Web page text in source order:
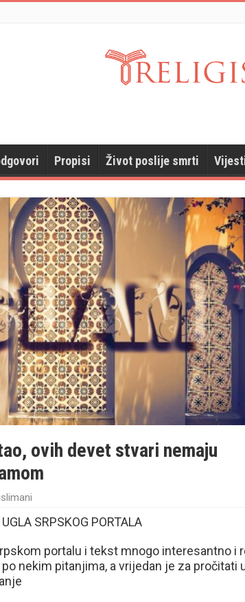
Propisi Život poslije smrti
ovih devet stvari nemaju
SRPSKOG PORTALA
portalu i tekst mnogo interesantno i
nekim pitanjima, a vrijedan je za pročitati